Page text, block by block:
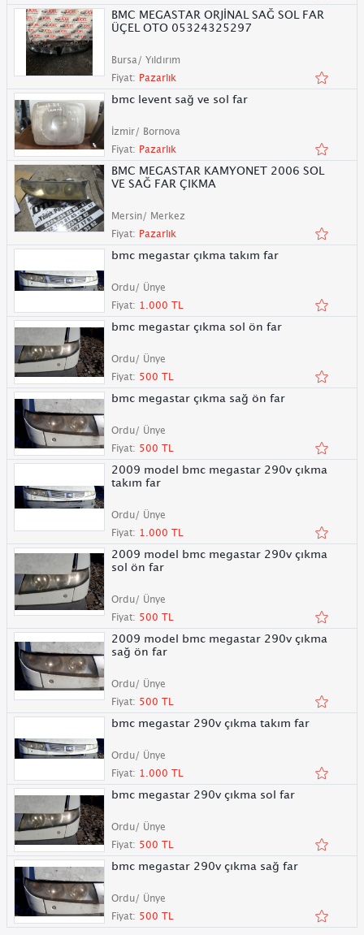
BMC MEGASTAR ORJİNAL SAĞ SOL FAR
ÜÇEL OTO 05324325297
Bursa/ Yıldırım
Fiyat: Pazarlık
bmc levent sağ ve sol far
İzmir/ Bornova
Fiyat: Pazarlık
BMC MEGASTAR KAMYONET 2006 SOL
VE SAĞ FAR ÇIKMA
Mersin/ Merkez
Fiyat: Pazarlık
bmc megastar çıkma takım far
Ordu/ Ünye
Fiyat: 1.000 TL
bmc megastar çıkma sol ön far
Ordu/ Ünye
Fiyat: 500 TL
bmc megastar çıkma sağ ön far
Ordu/ Ünye
Fiyat: 500 TL
2009 model bmc megastar 290v çıkma
takım far
Ordu/ Ünye
Fiyat: 1.000 TL
2009 model bmc megastar 290v çıkma
sol ön far
Ordu/ Ünye
Fiyat: 500 TL
2009 model bmc megastar 290v çıkma
sağ ön far
Ordu/ Ünye
Fiyat: 500 TL
bmc megastar 290v çıkma takım far
Ordu/ Ünye
Fiyat: 1.000 TL
bmc megastar 290v çıkma sol far
Ordu/ Ünye
Fiyat: 500 TL
bmc megastar 290v çıkma sağ far
Ordu/ Ünye
Fiyat: 500 TL